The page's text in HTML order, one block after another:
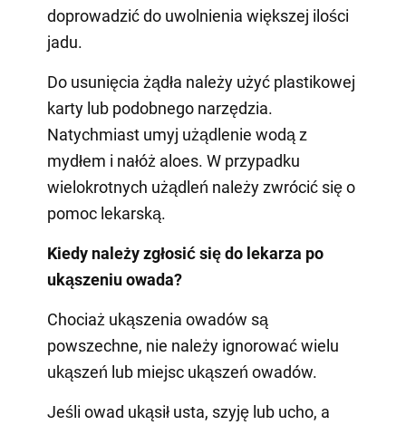
doprowadzić do uwolnienia większej ilości
jadu.
Do usunięcia żądła należy użyć plastikowej
karty lub podobnego narzędzia.
Natychmiast umyj użądlenie wodą z
mydłem i nałóż aloes. W przypadku
wielokrotnych użądleń należy zwrócić się o
pomoc lekarską.
Kiedy należy zgłosić się do lekarza po
ukąszeniu owada?
Chociaż ukąszenia owadów są
powszechne, nie należy ignorować wielu
ukąszeń lub miejsc ukąszeń owadów.
Jeśli owad ukąsił usta, szyję lub ucho, a